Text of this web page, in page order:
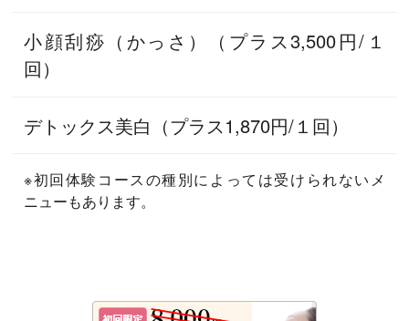
小顔刮痧（かっさ）（プラス3,500円/１
回）
デトックス美白（プラス1,870円/１回）
※初回体験コースの種別によっては受けられないメ
ニューもあります。